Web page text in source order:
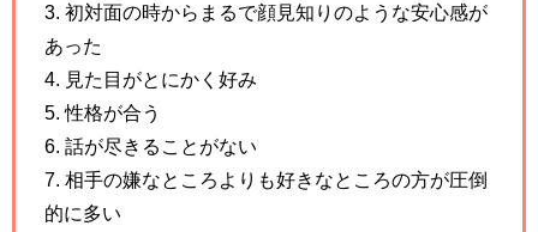
3. 初対面の時からまるで顔見知りのような安心感が
あった
4. 見た目がとにかく好み
5. 性格が合う
6. 話が尽きることがない
7. 相手の嫌なところよりも好きなところの方が圧倒
的に多い